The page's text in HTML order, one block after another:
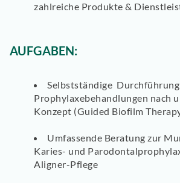
zahlreiche Produkte &
AUFGABEN:
Selbstständige
Prophylaxebehandlungen nach
Konzept (Guided Biofilm
Umfassende Beratung zur
Karies- und
Aligner-Pflege